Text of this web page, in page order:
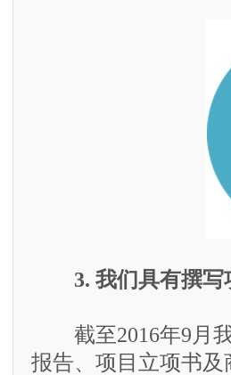
3. 我们具有撰
截至2016年9月我
报告、项目立项书